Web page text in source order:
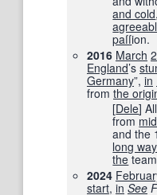
and cold
paſſion.
2016 March
England’s
Germany”, in
from the
[Dele]
from
and the
long way
the
2024
start, in See